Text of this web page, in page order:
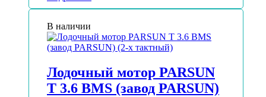
В наличии
Лодочный мотор PARSUN
T 3.6 BMS (завод PARSUN)